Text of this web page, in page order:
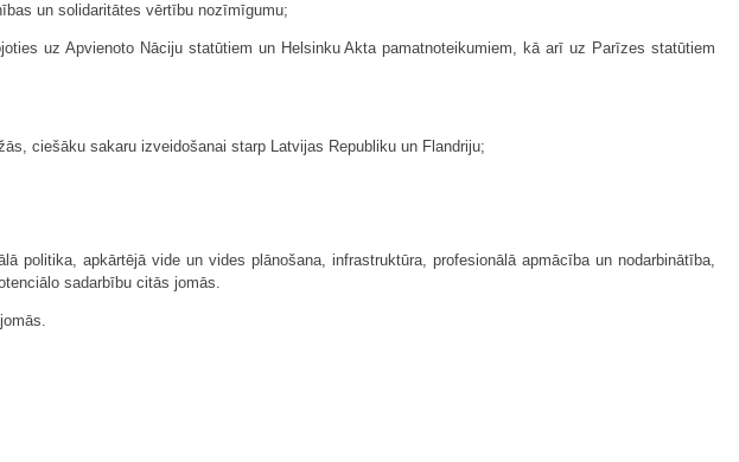
un solidaritātes vērtību nozīmīgumu;
uz Apvienoto Nāciju statūtiem un Helsinku Akta pamatnoteikumiem, kā arī uz Parīzes statūtiem
ciešāku sakaru izveidošanai starp Latvijas Republiku un Flandriju;
apkārtējā vide un vides plānošana, infrastruktūra, profesionālā apmācība un nodarbinātība,
sadarbību citās jomās.